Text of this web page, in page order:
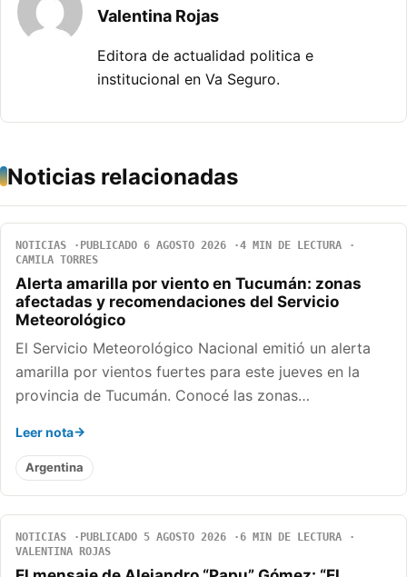
Valentina Rojas
Editora de actualidad politica e
institucional en Va Seguro.
Noticias relacionadas
NOTICIAS PUBLICADO 6 AGOSTO 2026
4 MIN DE LECTURA
CAMILA TORRES
Alerta amarilla por viento en Tucumán: zonas
afectadas y recomendaciones del Servicio
Meteorológico
El Servicio Meteorológico Nacional emitió un alerta
amarilla por vientos fuertes para este jueves en la
provincia de Tucumán. Conocé las zonas…
Leer nota
Argentina
NOTICIAS PUBLICADO 5 AGOSTO 2026
6 MIN DE LECTURA
VALENTINA ROJAS